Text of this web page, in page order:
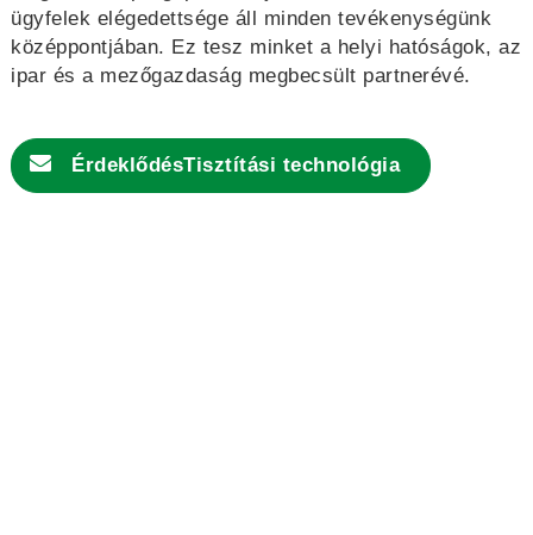
ügyfelek elégedettsége áll minden tevékenységünk
középpontjában. Ez tesz minket a helyi hatóságok, az
ipar és a mezőgazdaság megbecsült partnerévé.
ÉrdeklődésTisztítási technológia